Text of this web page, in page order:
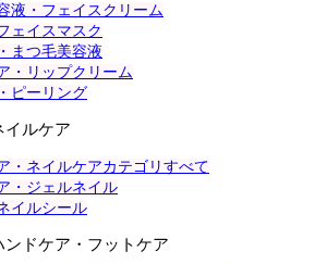
液・フェイスクリーム
ェイスマスク
まつ毛美容液
・リップクリーム
ピーリング
イルケア
・ネイルケアカテゴリすべて
・ジェルネイル
イルシール
ンドケア・フットケア